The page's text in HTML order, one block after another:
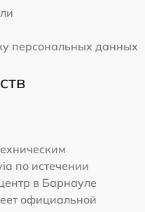
персональных данных
по истечении
в Барнауле
официальной